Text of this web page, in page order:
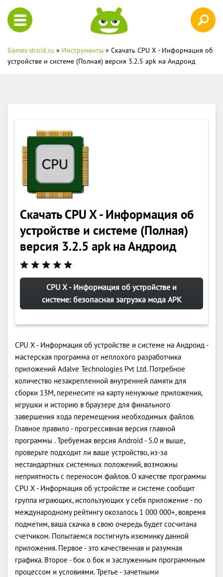
Games-droid.ru » Инструменты » Скачать CPU X - Информация об
устройстве и системе (Полная) версия 3.2.5 apk на Андроид
Скачать CPU X - Информация об
устройстве и системе (Полная)
версия 3.2.5 apk на Андроид
CPU X - Информация об устройстве и
системе: безопасная загрузка мода APK
CPU X - Информация об устройстве и системе на Андроид -
мастерская программа от неплохого разработчика
приложений Adalve Technologies Pvt Ltd. Потребное
количество незакрепленной внутренней памяти для
сборки 13M, перенесите на карту ненужные приложения,
игрушки и историю в браузере для финального
завершения хода перемещения необходимых файлов.
Главное правило - прогрессивная версия главной
программы . Требуемая версия Android - 5.0 и выше,
проверьте подходит ли ваше устройство, из-за
нестандартных системных положений, возможны
неприятность с переносом файлов. О качестве программы
CPU X - Информация об устройстве и системе сообщит
группа играющих, использующих у себя приложение - по
международному рейтингу окозалось 1 000 000+, вовремя
подметим, ваша скачка в свою очередь будет сосчитана
счетчиком. Попытаемся постигнуть изюминку данной
приложения. Первое - это качественная и разумная
графика. Второе - бок о бок и заслуженным программным
процессом и условиями. Третье - зачетными